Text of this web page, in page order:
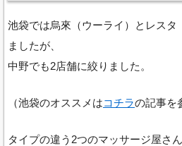
池袋では烏來（ウーライ）とレスタ
ましたが、
中野でも2店舗に絞りました。
（池袋のオススメはコチラの記事を
タイプの違う2つのマッサージ屋さん